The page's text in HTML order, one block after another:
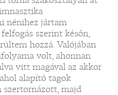
nénihez jártam
szerint későn,
hozzá. Valójában
volt, ahonnan
vitt magával az akkor
alapító tagok
szertornázott, majd